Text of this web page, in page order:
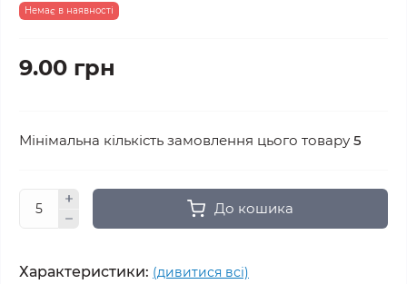
Немає в наявності
9.00 грн
Мінімальна кількість замовлення цього товару 5
До кошика
Характеристики: (дивитися всі)